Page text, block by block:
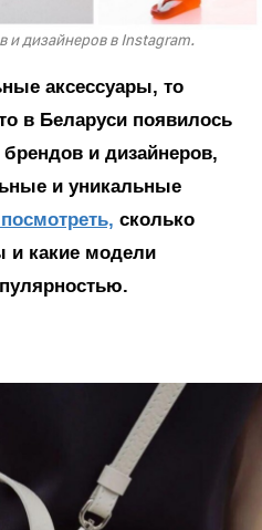
и дизайнеров в Instagram.
аксессуары, то
в Беларуси появилось
и дизайнеров,
и уникальные
сколько
и какие модели